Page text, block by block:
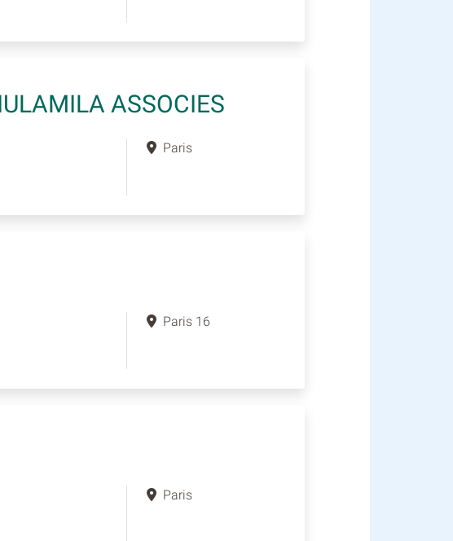
ASSOCIES
Paris
Paris 16
Paris